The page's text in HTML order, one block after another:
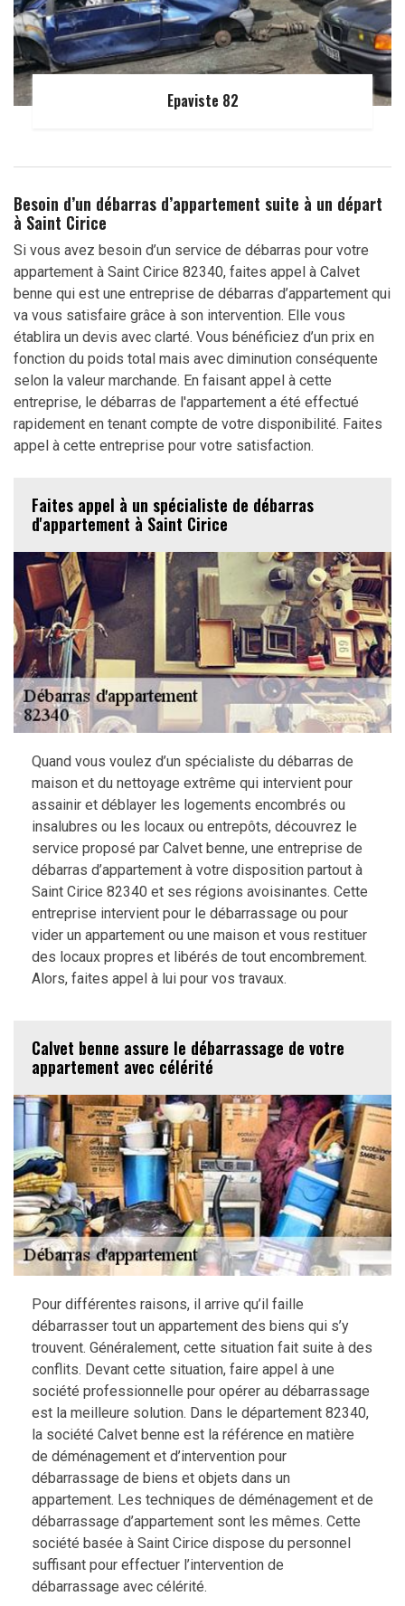
Epaviste 82
Besoin d’un débarras d’appartement suite à un départ
à Saint Cirice
Si vous avez besoin d’un service de débarras pour votre
appartement à Saint Cirice 82340, faites appel à Calvet
benne qui est une entreprise de débarras d’appartement qui
va vous satisfaire grâce à son intervention. Elle vous
établira un devis avec clarté. Vous bénéficiez d’un prix en
fonction du poids total mais avec diminution conséquente
selon la valeur marchande. En faisant appel à cette
entreprise, le débarras de l'appartement a été effectué
rapidement en tenant compte de votre disponibilité. Faites
appel à cette entreprise pour votre satisfaction.
Faites appel à un spécialiste de débarras
d'appartement à Saint Cirice
Quand vous voulez d’un spécialiste du débarras de
maison et du nettoyage extrême qui intervient pour
assainir et déblayer les logements encombrés ou
insalubres ou les locaux ou entrepôts, découvrez le
service proposé par Calvet benne, une entreprise de
débarras d’appartement à votre disposition partout à
Saint Cirice 82340 et ses régions avoisinantes. Cette
entreprise intervient pour le débarrassage ou pour
vider un appartement ou une maison et vous restituer
des locaux propres et libérés de tout encombrement.
Alors, faites appel à lui pour vos travaux.
Calvet benne assure le débarrassage de votre
appartement avec célérité
Pour différentes raisons, il arrive qu’il faille
débarrasser tout un appartement des biens qui s’y
trouvent. Généralement, cette situation fait suite à des
conflits. Devant cette situation, faire appel à une
société professionnelle pour opérer au débarrassage
est la meilleure solution. Dans le département 82340,
la société Calvet benne est la référence en matière
de déménagement et d’intervention pour
débarrassage de biens et objets dans un
appartement. Les techniques de déménagement et de
débarrassage d’appartement sont les mêmes. Cette
société basée à Saint Cirice dispose du personnel
suffisant pour effectuer l’intervention de
débarrassage avec célérité.